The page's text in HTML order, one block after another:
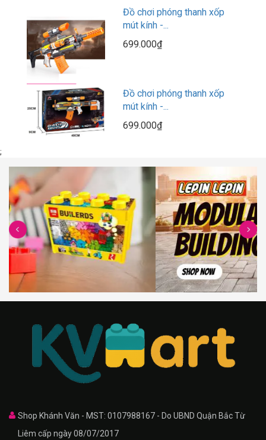
Đồ chơi phóng thanh xốp
mút kính -...
699.000₫
Đồ chơi phóng thanh xốp
mút kính -...
699.000₫
;
Shop Khánh Văn - MST: 0107988167 - Do UBND Quận Bắc Từ
Liêm cấp ngày 08/07/2017